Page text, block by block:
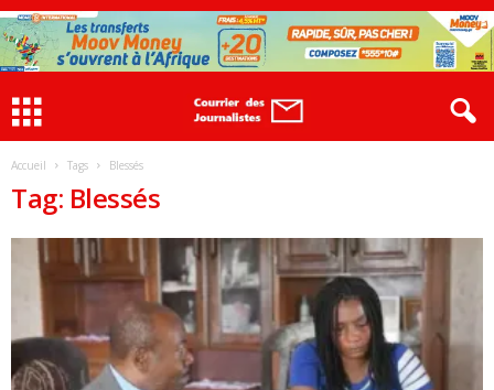
Accueil Tags Blessés
Tag: Blessés